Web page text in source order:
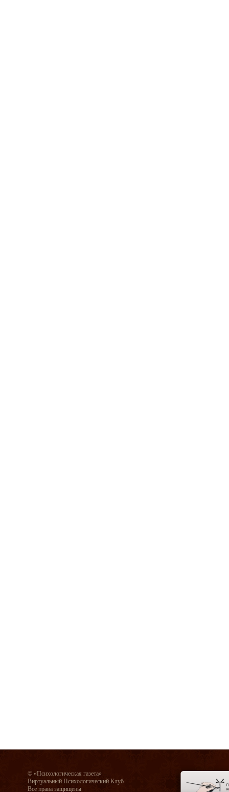
© «Психологическая газета»
Виртуальный Психологический Клуб
Все права защищены